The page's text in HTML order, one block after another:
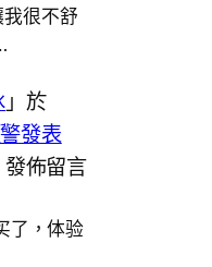
很不舒
」於
發表
佈留言
了，体验